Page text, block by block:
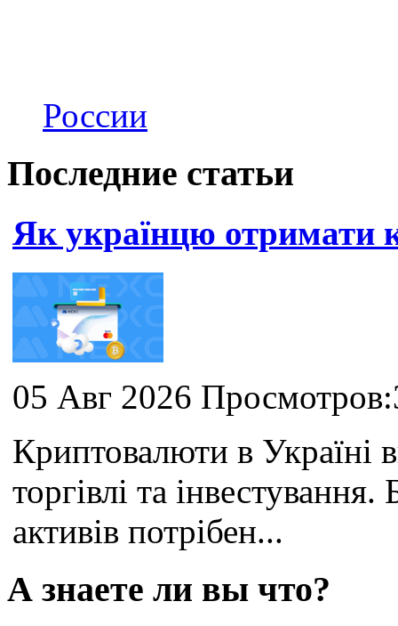
России
Последние статьи
Як українцю отримати
05 Авг 2026
Криптовалюти в Україні
торгівлі та
активів потрібен...
А знаете ли вы что?